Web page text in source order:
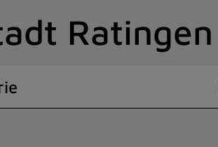
Ratingen